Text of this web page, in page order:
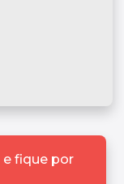
e fique por